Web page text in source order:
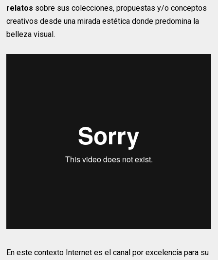
relatos sobre sus colecciones, propuestas y/o conceptos
creativos desde una mirada estética donde predomina la
belleza visual.
En este contexto Internet es el canal por excelencia para su